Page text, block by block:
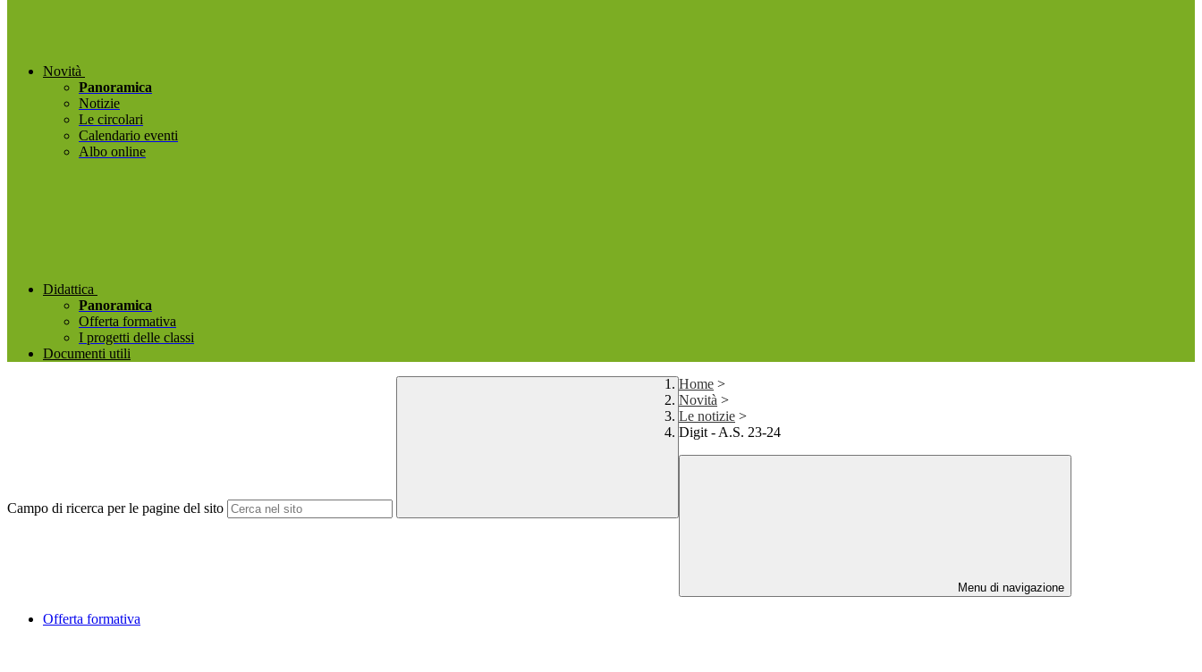
Novità
Panoramica
Notizie
Le circolari
Calendario eventi
Albo online
Didattica
Panoramica
Offerta formativa
I progetti delle classi
Documenti utili
Campo di ricerca per le pagine del sito
Home >
Novità >
Le notizie >
Digit - A.S. 23-24
Menu di navigazione
Offerta formativa